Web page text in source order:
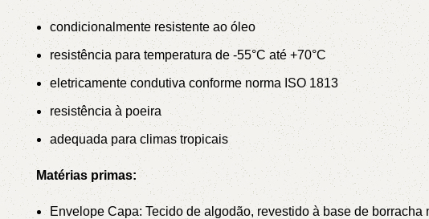
condicionalmente resistente ao óleo
resistência para temperatura de -55°C até +70°C
eletricamente condutiva conforme norma ISO 1813
resistência à poeira
adequada para climas tropicais
Matérias primas:
Envelope Capa: Tecido de algodão, revestido à base de